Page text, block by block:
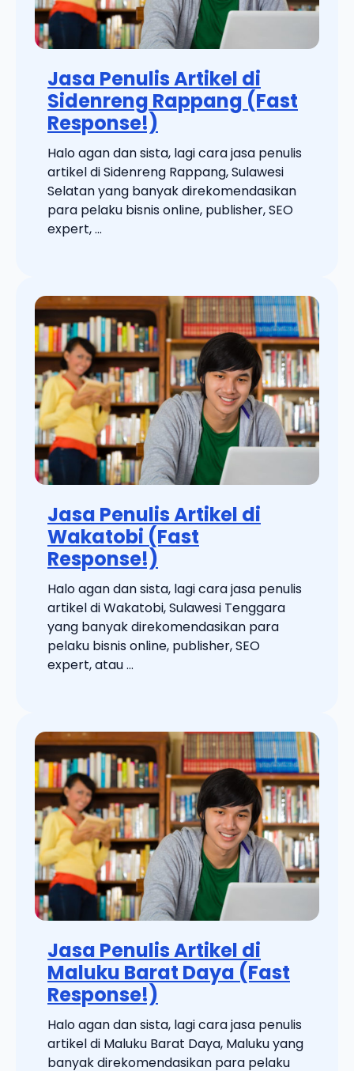
Jasa Penulis Artikel di
Sidenreng Rappang (Fast
Response!)
Halo agan dan sista, lagi cara jasa penulis
artikel di Sidenreng Rappang, Sulawesi
Selatan yang banyak direkomendasikan
para pelaku bisnis online, publisher, SEO
expert, ...
Jasa Penulis Artikel di
Wakatobi (Fast
Response!)
Halo agan dan sista, lagi cara jasa penulis
artikel di Wakatobi, Sulawesi Tenggara
yang banyak direkomendasikan para
pelaku bisnis online, publisher, SEO
expert, atau ...
Jasa Penulis Artikel di
Maluku Barat Daya (Fast
Response!)
Halo agan dan sista, lagi cara jasa penulis
artikel di Maluku Barat Daya, Maluku yang
banyak direkomendasikan para pelaku